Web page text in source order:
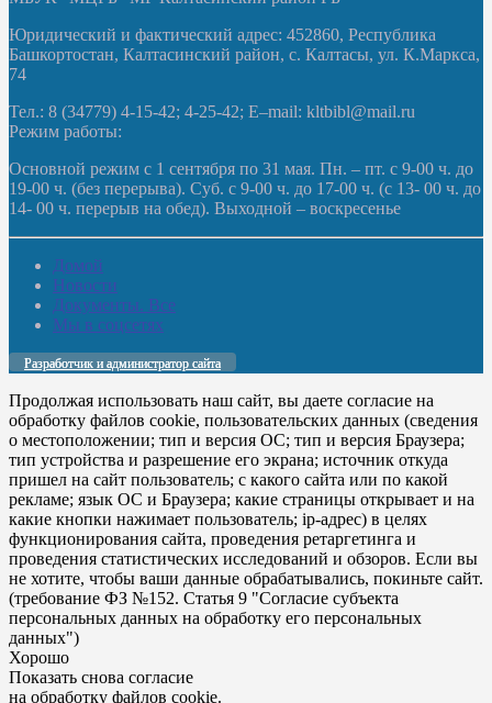
Юридический и фактический адрес: 452860, Республика
Башкортостан, Калтасинский район, с. Калтасы, ул. К.Маркса,
74
Тел.: 8 (34779) 4-15-42; 4-25-42; E–mail: kltbibl@mail.ru
Режим работы:
Основной режим с 1 сентября по 31 мая. Пн. – пт. с 9-00 ч. до
19-00 ч. (без перерыва). Суб. с 9-00 ч. до 17-00 ч. (с 13- 00 ч. до
14- 00 ч. перерыв на обед). Выходной – воскресенье
Домой
Новости
Документы. Все
Мы в соцсетях
Разработчик и администратор сайта
Продолжая использовать наш сайт, вы даете согласие на
обработку файлов cookie, пользовательских данных (сведения
о местоположении; тип и версия ОС; тип и версия Браузера;
тип устройства и разрешение его экрана; источник откуда
пришел на сайт пользователь; с какого сайта или по какой
рекламе; язык ОС и Браузера; какие страницы открывает и на
какие кнопки нажимает пользователь; ip-адрес) в целях
функционирования сайта, проведения ретаргетинга и
проведения статистических исследований и обзоров. Если вы
не хотите, чтобы ваши данные обрабатывались, покиньте сайт.
(требование ФЗ №152. Статья 9 "Согласие субъекта
персональных данных на обработку его персональных
данных")
Хорошо
Показать снова согласие
на обработку файлов cookie.